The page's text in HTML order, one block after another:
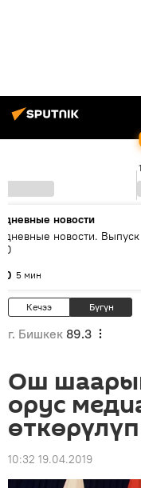
новости
новости. Выпуск
5 мин
Кечээ Бүгүн
г. Бишкек 89.3
Ош
орус
10:32 19.04.2019